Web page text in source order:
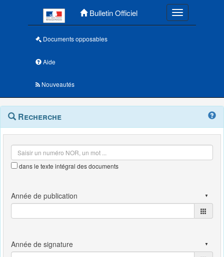
Bulletin Officiel Toggle
Documents opposables
Aide
Nouveautés
Navigation
outils
Menu
contextuel
Recherche
dans le texte intégral des documents